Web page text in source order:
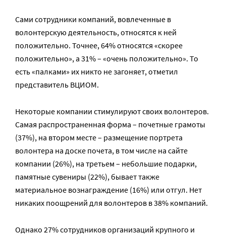
Сами сотрудники компаний, вовлеченные в
волонтерскую деятельность, относятся к ней
положительно. Точнее, 64% относятся «скорее
положительно», а 31% – «очень положительно». То
есть «палками» их никто не загоняет, отметил
представитель ВЦИОМ.
Некоторые компании стимулируют своих волонтеров.
Самая распространенная форма – почетные грамоты
(37%), на втором месте – размещение портрета
волонтера на доске почета, в том числе на сайте
компании (26%), на третьем – небольшие подарки,
памятные сувениры (22%), бывает также
материальное вознаграждение (16%) или отгул. Нет
никаких поощрений для волонтеров в 38% компаний.
Однако 27% сотрудников организаций крупного и